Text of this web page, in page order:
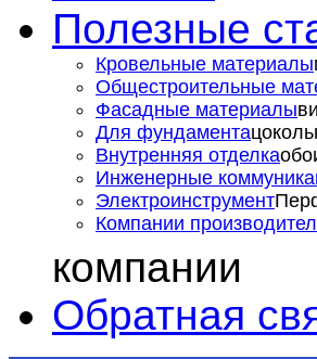
Полезные
Кровельные материалы
Общестроительные
Фасадные материалы
Для фундамента
Внутренняя отделка
Инженерные
Электроинструмент
Компании
компании
Обратная